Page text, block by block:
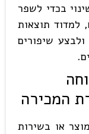
בכדי לשפר
למדוד תוצאות
שיפורים
המכירה
או בשירות